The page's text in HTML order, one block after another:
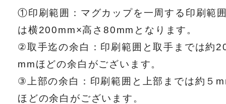
①印刷範囲：マグカップを一周する印刷範
は横200mm×高さ80mmとなります。
②取手迄の余白：印刷範囲と取手までは約
mmほどの余白がございます。
③上部の余白：印刷範囲と上部までは約５
ほどの余白がございます。